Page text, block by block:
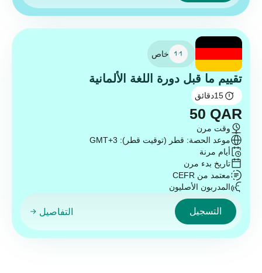
خاص
تقييم ما قبل دورة اللغة الألمانية
15دقائق
50 QAR
وقت مرن
موعد الحصة: قطر (توقيت قطر): GMT+3
أيام مرنة
تاريخ بدء مرن
معتمد من CEFR
المدربون الأصليون
التسجيل التفاصيل